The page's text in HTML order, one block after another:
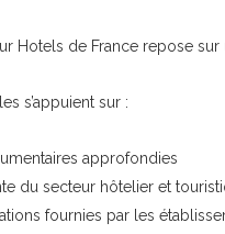
Hotels de France repose
s’appuient sur :
approfondies
du secteur hôtelier et
fournies par les